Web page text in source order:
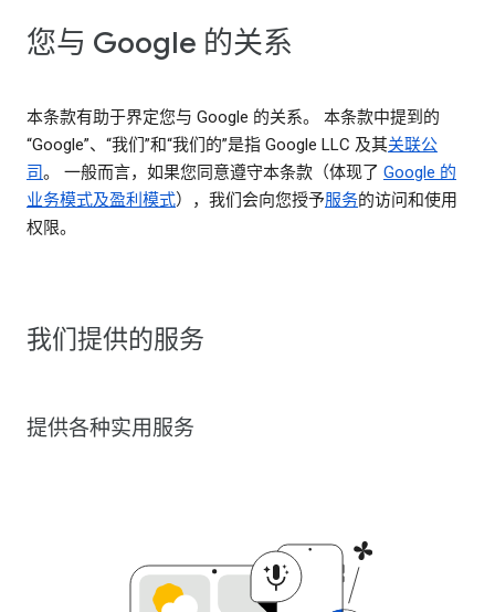
您与 Google 的关系
本条款有助于界定您与 Google 的关系。 本条款中提到的
“Google”、“我们”和“我们的”是指 Google LLC 及其关联公
司。 一般而言，如果您同意遵守本条款（体现了 Google 的
业务模式及盈利模式），我们会向您授予服务的访问和使用
权限。
我们提供的服务
提供各种实用服务